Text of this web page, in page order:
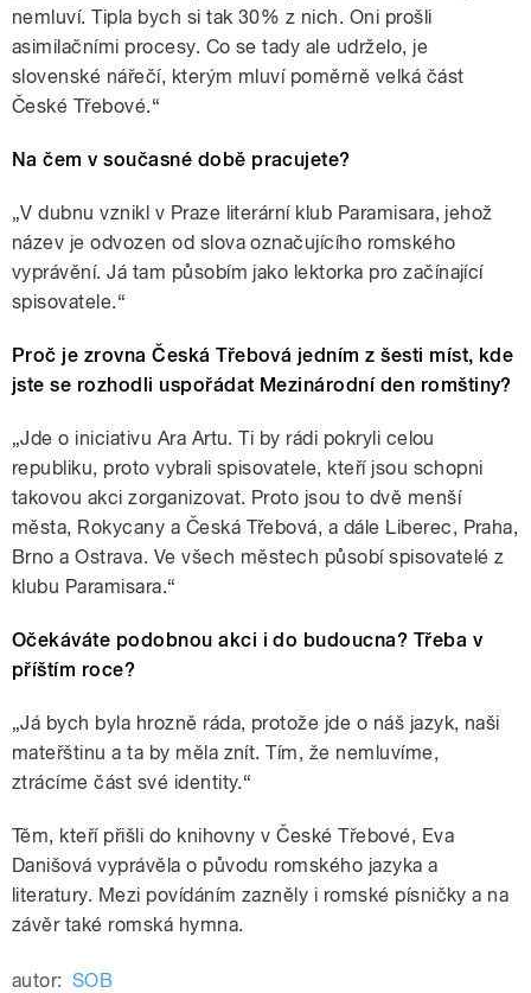
nemluví. Tipla bych si tak 30% z nich. Oni prošli
asimilačními procesy. Co se tady ale udrželo, je
slovenské nářečí, kterým mluví poměrně velká část
České Třebové.“
Na čem v současné době pracujete?
„V dubnu vznikl v Praze literární klub Paramisara, jehož
název je odvozen od slova označujícího romského
vyprávění. Já tam působím jako lektorka pro začínající
spisovatele.“
Proč je zrovna Česká Třebová jedním z šesti míst, kde
jste se rozhodli uspořádat Mezinárodní den romštiny?
„Jde o iniciativu Ara Artu. Ti by rádi pokryli celou
republiku, proto vybrali spisovatele, kteří jsou schopni
takovou akci zorganizovat. Proto jsou to dvě menší
města, Rokycany a Česká Třebová, a dále Liberec, Praha,
Brno a Ostrava. Ve všech městech působí spisovatelé z
klubu Paramisara.“
Očekáváte podobnou akci i do budoucna? Třeba v
příštím roce?
„Já bych byla hrozně ráda, protože jde o náš jazyk, naši
mateřštinu a ta by měla znít. Tím, že nemluvíme,
ztrácíme část své identity.“
Těm, kteří přišli do knihovny v České Třebové, Eva
Danišová vyprávěla o původu romského jazyka a
literatury. Mezi povídáním zazněly i romské písničky a na
závěr také romská hymna.
autor: SOB